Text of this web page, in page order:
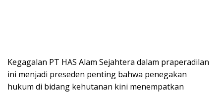
Kegagalan PT HAS Alam Sejahtera dalam praperadilan
ini menjadi preseden penting bahwa penegakan
hukum di bidang kehutanan kini menempatkan